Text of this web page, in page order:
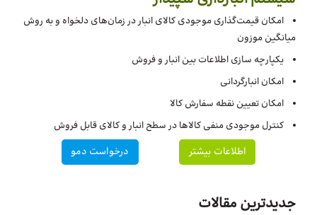
امکان قیمت‌گذاری موجودی کالای انبار در زمان‌های دلخواه و به روش
میانگین موزون
یکپارچه سازی اطلاعات بین انبار و فروش
امکان انبارگردانی
امکان تعیین نقطه سفارش کالا
کنترل موجودی منفی کالاها در سطح انبار و کالای قابل فروش
اطلاعات بیشتر
درخواست دمو
جدیدترین مقالات